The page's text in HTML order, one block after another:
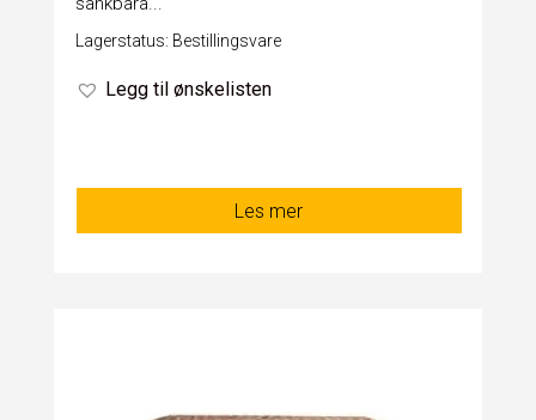
Lagerstatus: Bestillingsvare
Legg til ønskelisten
Les mer